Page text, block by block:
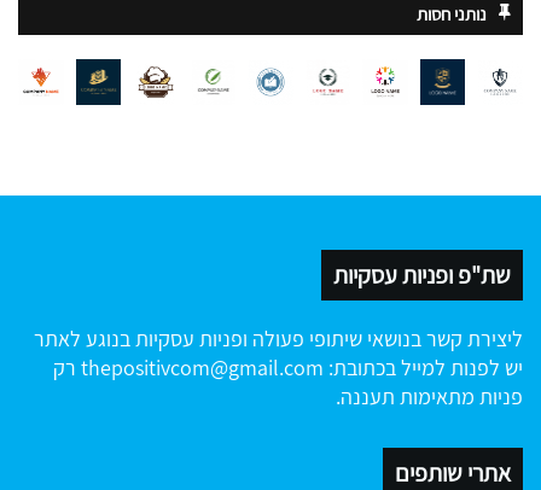
נותני חסות
שת"פ ופניות עסקיות
ליצירת קשר בנושאי שיתופי פעולה ופניות עסקיות בנוגע לאתר
יש לפנות למייל בכתובת: thepositivcom@gmail.com רק
פניות מתאימות תעננה.
אתרי שותפים